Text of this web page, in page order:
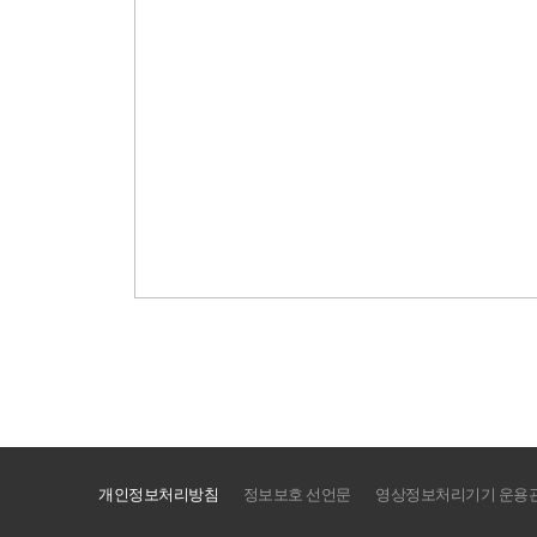
개인정보처리방침 정보보호 선언문 영상정보처리기기 운용